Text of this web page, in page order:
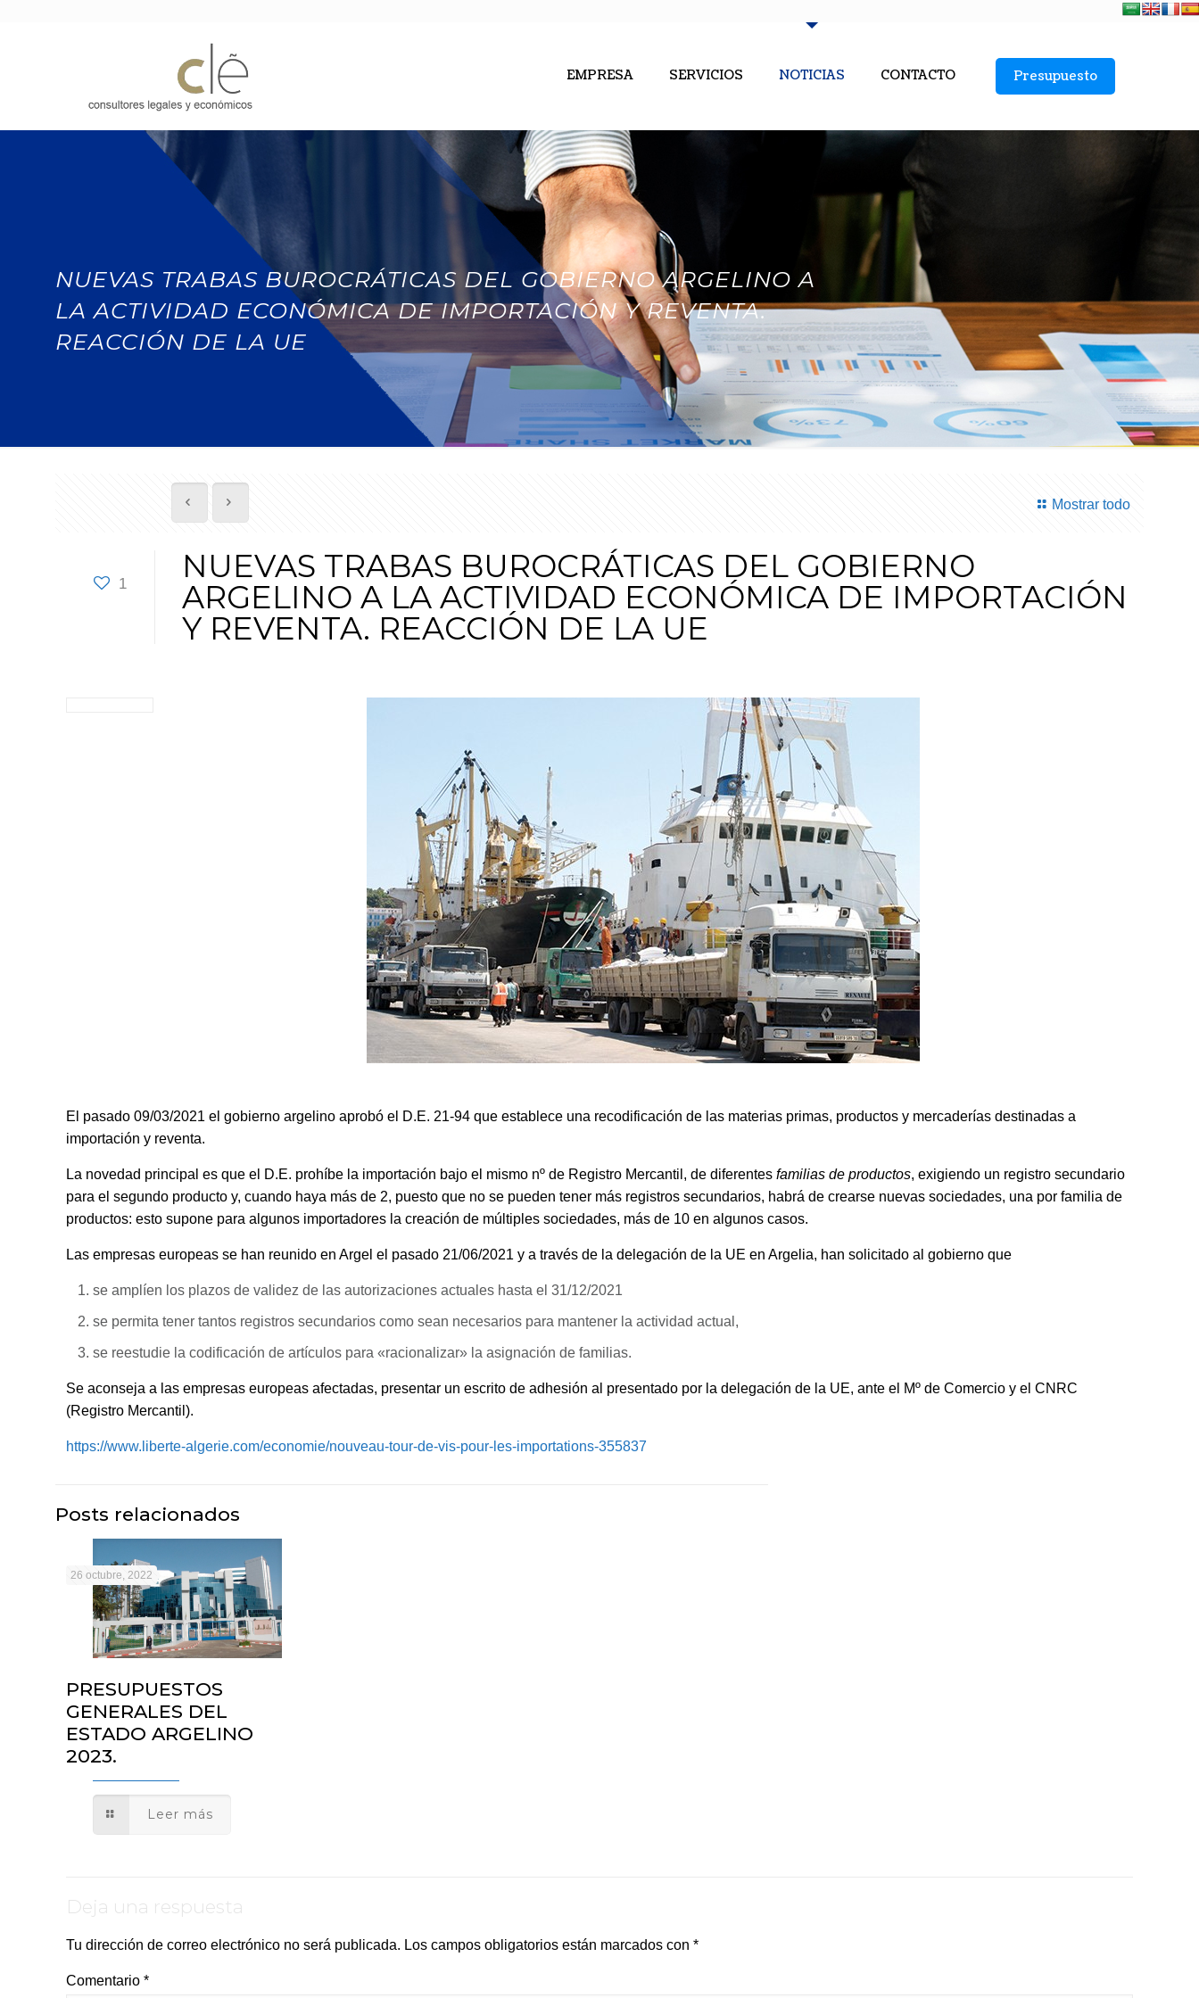
EMPRESA SERVICIOS NOTICIAS CONTACTO Presupuesto
NUEVAS TRABAS BUROCRÁTICAS DEL GOBIERNO ARGELINO A
LA ACTIVIDAD ECONÓMICA DE IMPORTACIÓN Y REVENTA.
REACCIÓN DE LA UE
Mostrar todo
1
NUEVAS TRABAS BUROCRÁTICAS DEL GOBIERNO
ARGELINO A LA ACTIVIDAD ECONÓMICA DE IMPORTACIÓN
Y REVENTA. REACCIÓN DE LA UE
El pasado 09/03/2021 el gobierno argelino aprobó el D.E. 21-94 que establece una recodificación de las materias primas, productos y mercaderías destinadas a
importación y reventa.
La novedad principal es que el D.E. prohíbe la importación bajo el mismo nº de Registro Mercantil, de diferentesfamilias de productos, exigiendo un registro secundario
para el segundo producto y, cuando haya más de 2, puesto que no se pueden tener más registros secundarios, habrá de crearse nuevas sociedades, una por familia de
productos: esto supone para algunos importadores la creación de múltiples sociedades, más de 10 en algunos casos.
Las empresas europeas se han reunido en Argel el pasado 21/06/2021 y a través de la delegación de la UE en Argelia, han solicitado al gobierno que
se amplíen los plazos de validez de las autorizaciones actuales hasta el 31/12/2021
se permita tener tantos registros secundarios como sean necesarios para mantener la actividad actual,
se reestudie la codificación de artículos para «racionalizar» la asignación de familias.
Se aconseja a las empresas europeas afectadas, presentar un escrito de adhesión al presentado por la delegación de la UE, ante el Mº de Comercio y el CNRC
(Registro Mercantil).
https://www.liberte-algerie.com/economie/nouveau-tour-de-vis-pour-les-importations-355837
Posts relacionados
26 octubre, 2022
PRESUPUESTOS
GENERALES DEL
ESTADO ARGELINO
2023.
Leer más
Deja una respuesta
Tu dirección de correo electrónico no será publicada. Los campos obligatorios están marcados con *
Comentario *